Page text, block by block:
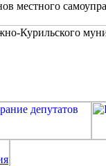
местного